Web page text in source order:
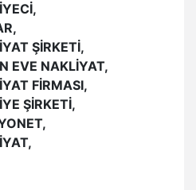
ŞİRKETİ,
EVE NAKLİYAT,
FİRMASI,
ŞİRKETİ,